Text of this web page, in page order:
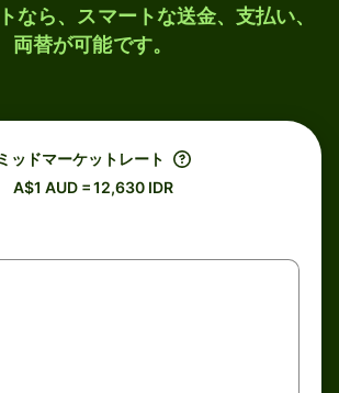
なら、スマートな送金、支払い、
両替が可能です。
ミッドマーケットレート
A$1 AUD = 12,630 IDR